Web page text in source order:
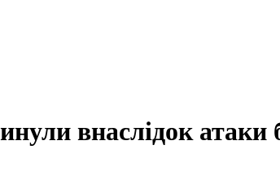
внаслідок атаки